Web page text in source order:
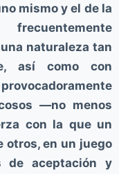
mismo y el de la
naturaleza tan
así como con
—no menos
con la que un
otros, en un juego
de aceptación y